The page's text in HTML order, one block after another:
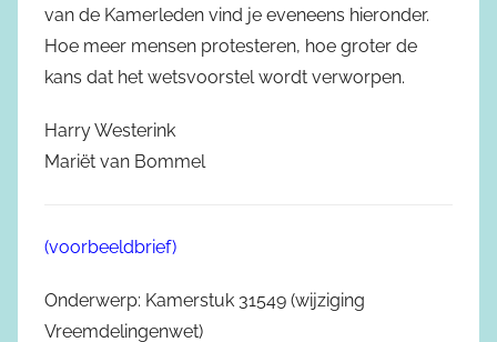
van de Kamerleden vind je eveneens hieronder.
Hoe meer mensen protesteren, hoe groter de
kans dat het wetsvoorstel wordt verworpen.
Harry Westerink
Mariët van Bommel
(voorbeeldbrief)
Onderwerp: Kamerstuk 31549 (wijziging
Vreemdelingenwet)